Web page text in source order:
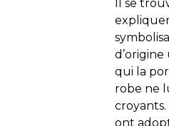
Il se
qui la
robe ne
ont